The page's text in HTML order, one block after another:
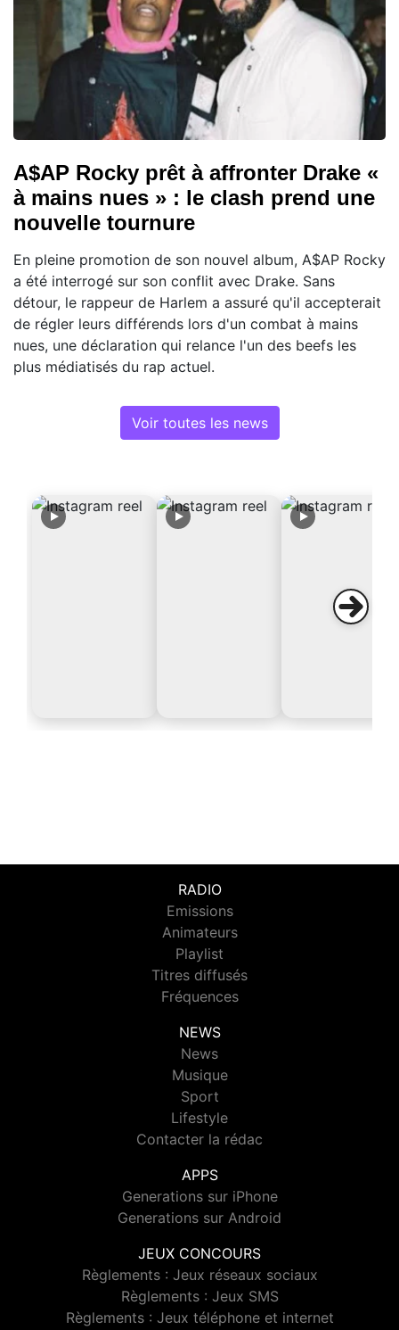
A$AP Rocky prêt à affronter Drake «
à mains nues » : le clash prend une
nouvelle tournure
En pleine promotion de son nouvel album, A$AP Rocky
a été interrogé sur son conflit avec Drake. Sans
détour, le rappeur de Harlem a assuré qu'il accepterait
de régler leurs différends lors d'un combat à mains
nues, une déclaration qui relance l'un des beefs les
plus médiatisés du rap actuel.
Voir toutes les news
RADIO
Emissions
Animateurs
Playlist
Titres diffusés
Fréquences
NEWS
News
Musique
Sport
Lifestyle
Contacter la rédac
APPS
Generations sur iPhone
Generations sur Android
JEUX CONCOURS
Règlements : Jeux réseaux sociaux
Règlements : Jeux SMS
Règlements : Jeux téléphone et internet